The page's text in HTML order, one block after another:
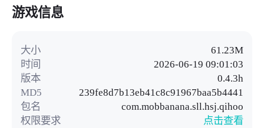
游戏信息
大小
61.23M
时间
2026-06-19 09:01:03
版本
0.4.3h
MD5
239fe8d7b13eb41c8c91967baa5b4441
包名
com.mobbanana.sll.hsj.qihoo
权限要求
点击查看